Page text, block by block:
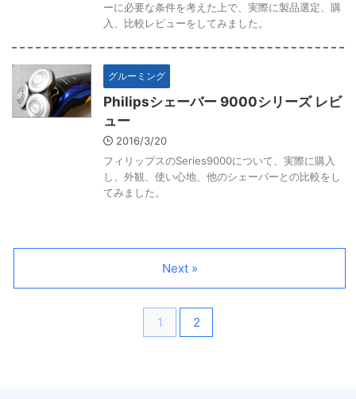
ーに必要な条件を考えた上で、実際に製品選定、購
入、比較レビューをしてみました。
グルーミング
Philipsシェーバー 9000シリーズ レビ
ュー
2016/3/20
フィリップスのSeries9000について、実際に購入
し、外観、使い心地、他のシェーバーとの比較をし
てみました。
1 2
Next »